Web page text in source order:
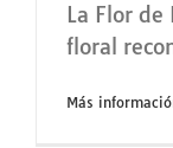
La Flor de
floral
Más